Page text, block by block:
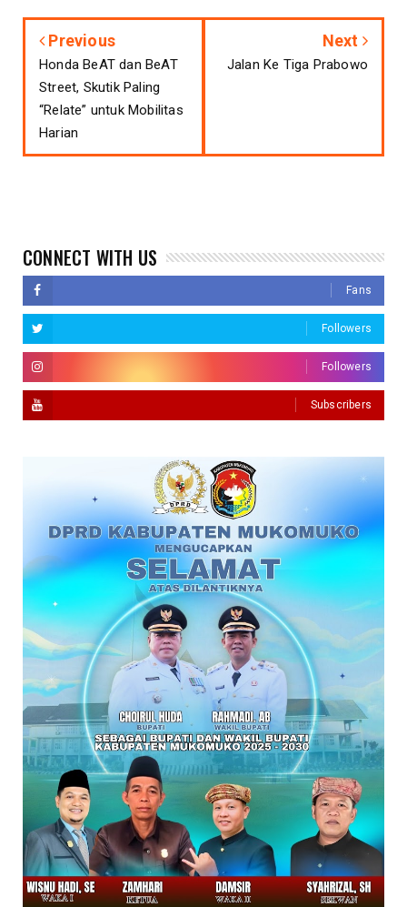
Previous
Honda BeAT dan BeAT
Street, Skutik Paling
“Relate” untuk Mobilitas
Harian
Next
Jalan Ke Tiga Prabowo
CONNECT WITH US
Fans
Followers
Followers
Subscribers